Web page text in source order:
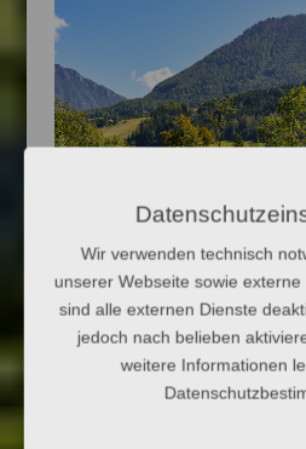
Wir verwenden technisch
unserer Webseite sowie
sind alle externen Dienste
jedoch nach belieben
weitere Informationen